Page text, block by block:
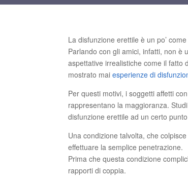
La disfunzione erettile è un po’
Parlando con gli amici, infatti, non è
aspettative irrealistiche come il fatto
mostrato maiesperienze di
Per questi motivi, i soggetti affetti
rappresentano la maggioranza.
disfunzione erettile ad un certo
Una condizione talvolta, che
effettuare la semplice penetrazione.
Prima che questa condizione
rapporti di coppia.